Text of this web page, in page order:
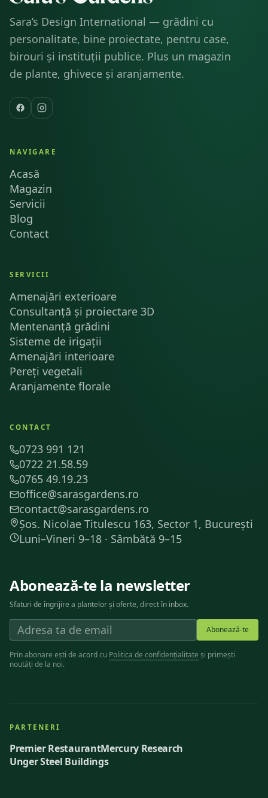
Sara’s Design International — grădini cu
personalitate, bine proiectate, pentru case,
birouri și instituții publice. Plus un magazin
de plante, ghivece și aranjamente.
NAVIGARE
Acasă
Magazin
Servicii
Blog
Contact
SERVICII
Amenajări exterioare
Consultanță și proiectare 3D
Mentenanță grădini
Sisteme de irigații
Amenajări interioare
Pereți vegetali
Aranjamente florale
CONTACT
0723 991 121
0722 21.58.59
0765 49.19.23
office@sarasgardens.ro
contact@sarasgardens.ro
Șos. Nicolae Titulescu 163, Sector 1, București
Luni–Vineri 9–18 · Sâmbătă 9–15
Abonează-te la newsletter
Sfaturi de îngrijire a plantelor și oferte, direct în inbox.
Abonează-te
Prin abonare ești de acord cu Politica de confidențialitate și primești
noutăți de la noi.
PARTENERI
Premier RestaurantMercury Research
Unger Steel Buildings